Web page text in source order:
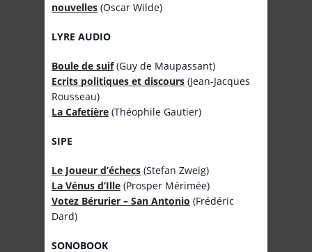
nouvelles (Oscar Wilde)
LYRE AUDIO
Boule de suif(Guy de Maupassant)
Ecrits politiques et discours (Jean-Jacques
Rousseau)
La Cafetière (Théophile Gautier)
SIPE
Le Joueur d’échecs (Stefan Zweig)
La Vénus d’Ille (Prosper Mérimée)
Votez Bérurier – San Antonio (Frédéric
Dard)
SONOBOOK